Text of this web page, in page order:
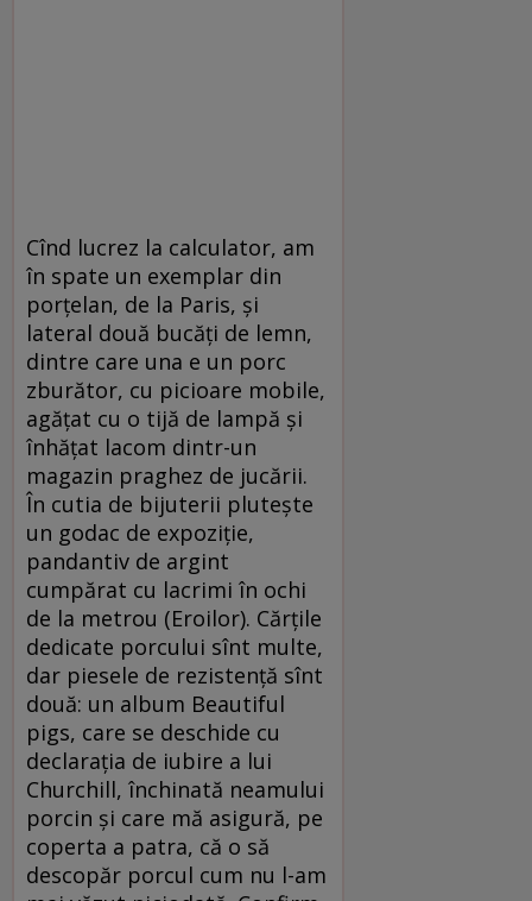
Cînd lucrez la calculator, am
în spate un exemplar din
porţelan, de la Paris, şi
lateral două bucăţi de lemn,
dintre care una e un porc
zburător, cu picioare mobile,
agăţat cu o tijă de lampă şi
înhăţat lacom dintr-un
magazin praghez de jucării.
În cutia de bijuterii pluteşte
un godac de expoziţie,
pandantiv de argint
cumpărat cu lacrimi în ochi
de la metrou (Eroilor). Cărţile
dedicate porcului sînt multe,
dar piesele de rezistenţă sînt
două: un album Beautiful
pigs, care se deschide cu
declaraţia de iubire a lui
Churchill, închinată neamului
porcin şi care mă asigură, pe
coperta a patra, că o să
descopăr porcul cum nu l-am